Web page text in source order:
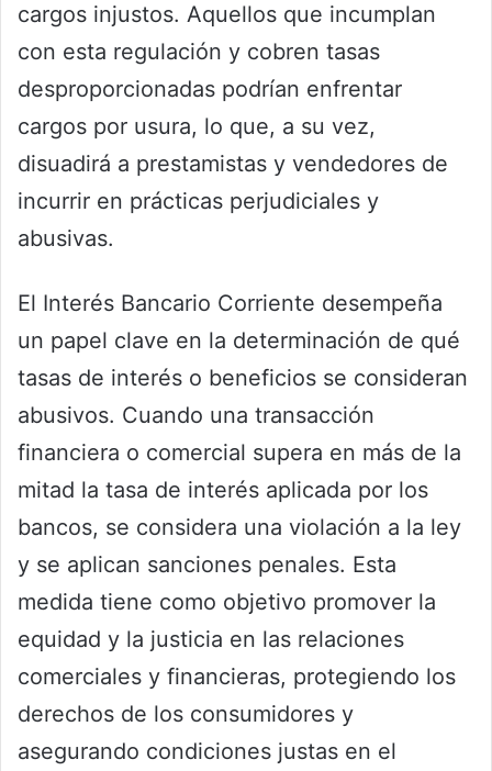
cargos injustos. Aquellos que incumplan
con esta regulación y cobren tasas
desproporcionadas podrían enfrentar
cargos por usura, lo que, a su vez,
disuadirá a prestamistas y vendedores de
incurrir en prácticas perjudiciales y
abusivas.
El Interés Bancario Corriente desempeña
un papel clave en la determinación de qué
tasas de interés o beneficios se consideran
abusivos. Cuando una transacción
financiera o comercial supera en más de la
mitad la tasa de interés aplicada por los
bancos, se considera una violación a la ley
y se aplican sanciones penales. Esta
medida tiene como objetivo promover la
equidad y la justicia en las relaciones
comerciales y financieras, protegiendo los
derechos de los consumidores y
asegurando condiciones justas en el